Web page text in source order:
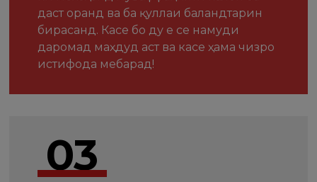
даст оранд ва ба қуллаи баландтарин
бирасанд. Касе бо ду е се намуди
даромад маҳдуд аст ва касе ҳама чизро
истифода мебарад!
03